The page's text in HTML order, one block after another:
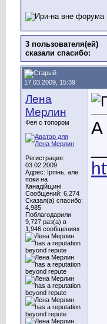
3 пользователя(ей)
сказали cпасибо:
17.03.2009, 15:39
Лена
Мерлин
Фея с топором
Регистрация:
03.02.2009
Адрес: Ірпінь, але
поки на
Канадійщині
Сообщений: 6,274
Сказал(а) спасибо:
4,985
Поблагодарили
9,727 раз(а) в
1,946 сообщениях
А